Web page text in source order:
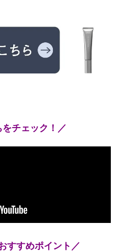
チェック！／
すすめポイント／